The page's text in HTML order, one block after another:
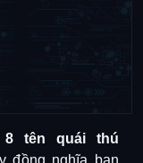
8 tên quái thú